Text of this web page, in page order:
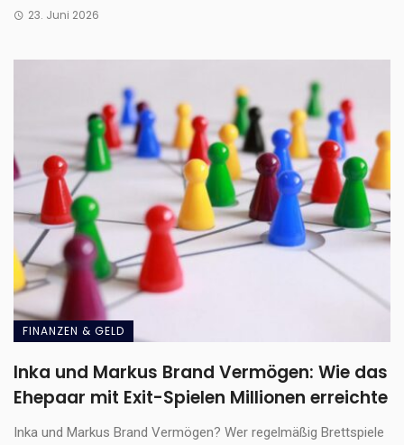
23. Juni 2026
FINANZEN & GELD
Inka und Markus Brand Vermögen: Wie das
Ehepaar mit Exit-Spielen Millionen erreichte
Inka und Markus Brand Vermögen? Wer regelmäßig Brettspiele